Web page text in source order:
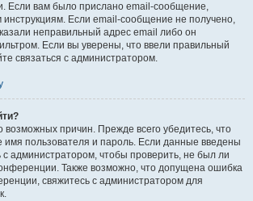
Если вам было прислано email-сообщение,
Если email-сообщение не получено,
неправильный адрес email либо он
Если вы уверены, что ввели правильный
связаться с администратором.
возможных причин. Прежде всего убедитесь, что
имя пользователя и пароль. Если данные введены
с администратором, чтобы проверить, не был ли
Также возможно, что допущена ошибка
свяжитесь с администратором для